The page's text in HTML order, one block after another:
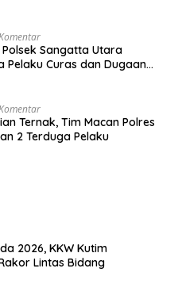
Sangatta Utara
Pelaku Curas dan Dugaan
Ternak, Tim Macan Polres
2 Terduga Pelaku
2026, KKW Kutim
Lintas Bidang